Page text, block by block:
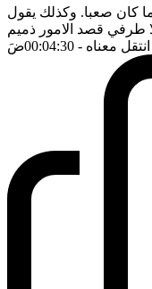
ما كان صعبا. وكذلك يقول
طرفي قصد الامور ذميم
معناه - 00:04:30 ضَ